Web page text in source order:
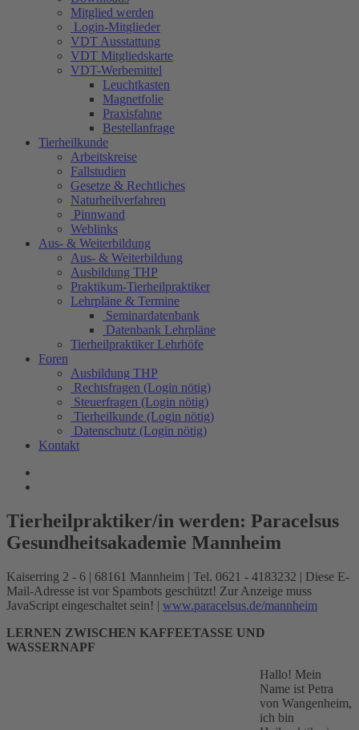
Mitglied werden
Login-Mitglieder
VDT Ausstattung
VDT Mitgliedskarte
VDT-Werbemittel
Leuchtkasten
Magnetfolie
Praxisfahne
Bestellanfrage
Tierheilkunde
Arbeitskreise
Fallstudien
Gesetze & Rechtliches
Naturheilverfahren
Pinnwand
Weblinks
Aus- & Weiterbildung
Aus- & Weiterbildung
Ausbildung THP
Praktikum-Tierheilpraktiker
Lehrpläne & Termine
Seminardatenbank
Datenbank Lehrpläne
Tierheilpraktiker Lehrhöfe
Foren
Ausbildung THP
Rechtsfragen (Login nötig)
Steuerfragen (Login nötig)
Tierheilkunde (Login nötig)
Datenschutz (Login nötig)
Kontakt
Tierheilpraktiker/in werden: Paracelsus
Gesundheitsakademie Mannheim
Kaiserring 2 - 6 | 68161 Mannheim | Tel. 0621 - 4183232 | Diese E-
Mail-Adresse ist vor Spambots geschützt! Zur Anzeige muss
JavaScript eingeschaltet sein! | www.paracelsus.de/mannheim
LERNEN ZWISCHEN KAFFEETASSE UND
WASSERNAPF
Hallo! Mein
Name ist Petra
von Wangenheim,
ich bin